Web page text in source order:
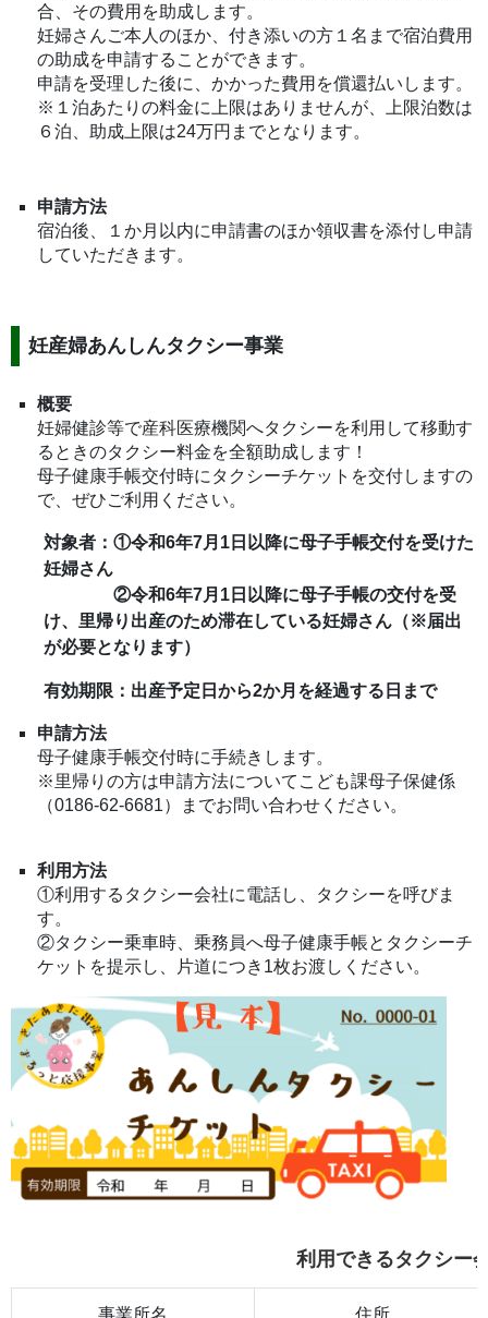
合、その費用を助成します。
妊婦さんご本人のほか、付き添いの方１名まで宿泊費用
の助成を申請することができます。
申請を受理した後に、かかった費用を償還払いします。
※１泊あたりの料金に上限はありませんが、上限泊数は
６泊、助成上限は24万円までとなります。
申請方法
宿泊後、１か月以内に申請書のほか領収書を添付し申請
していただきます。
妊産婦あんしんタクシー事業
概要
妊婦健診等で産科医療機関へタクシーを利用して移動す
るときのタクシー料金を全額助成します！
母子健康手帳交付時にタクシーチケットを交付しますの
で、ぜひご利用ください。
対象者： ①令和6年7月1日以降に母子手帳交付を受けた
妊婦さん
②令和6年7月1日以降に母子手帳の交付を受
け、里帰り出産のため滞在している妊婦さん（※届出
が必要となります）
有効期限：出産予定日から2か月を経過する日まで
申請方法
母子健康手帳交付時に手続きします。
※里帰りの方は申請方法についてこども課母子保健係
（0186-62-6681）までお問い合わせください。
利用方法
①利用するタクシー会社に電話し、タクシーを呼びま
す。
②タクシー乗車時、乗務員へ母子健康手帳とタクシーチ
ケットを提示し、片道につき1枚お渡しください。
利用できるタクシー
事業所名 住所